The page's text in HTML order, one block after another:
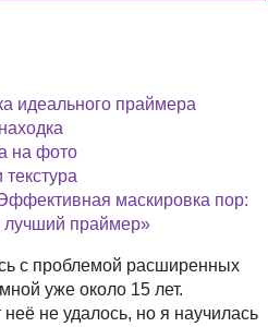
идеального праймера
на фото
маскировка пор:
лучший праймер»
с проблемой расширенных
уже около 15 лет.
не удалось, но я научилась